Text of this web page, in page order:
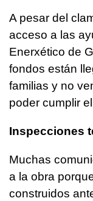
A pesar del
acceso a las
Enerxético de
fondos están
familias y no
poder cumplir
Inspecciones
Muchas
a la obra
construidos